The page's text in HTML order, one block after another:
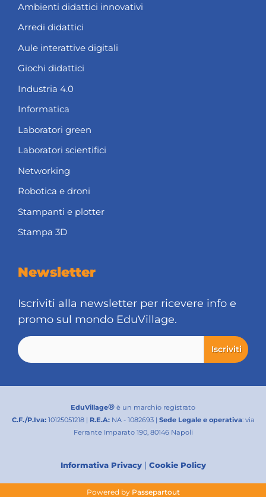
Ambienti didattici innovativi
Arredi didattici
Aule interattive digitali
Giochi didattici
Industria 4.0
Informatica
Laboratori green
Laboratori scientifici
Networking
Robotica e droni
Stampanti e plotter
Stampa 3D
Newsletter
Iscriviti alla newsletter per ricevere info e
promo sul mondo EduVillage.
EduVillage® è un marchio registrato
C.F./P.Iva: 10125051218 | R.E.A: NA - 1082693 | Sede Legale e operativa: via
Ferrante Imparato 190, 80146 Napoli
Informativa Privacy| Cookie Policy
Powered by Passepartout